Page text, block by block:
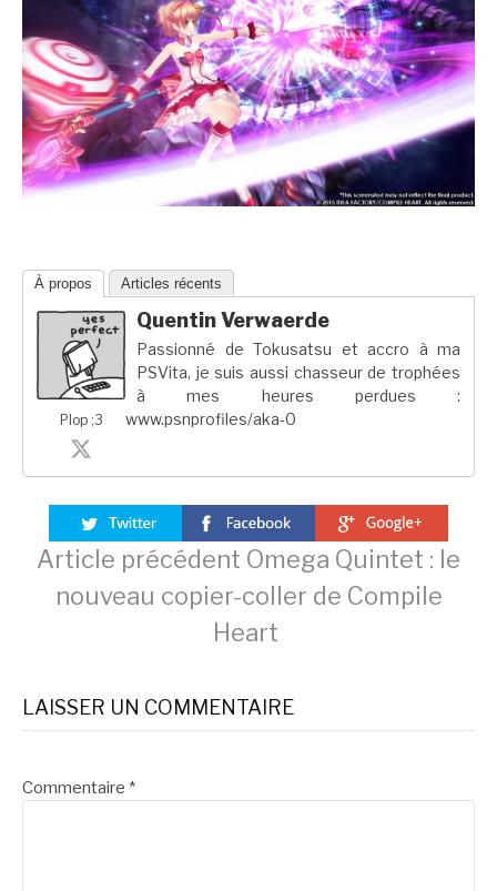
À propos Articles récents
Plop ;3
Quentin Verwaerde
Passionné de Tokusatsu et accro à ma
PSVita, je suis aussi chasseur de trophées
à mes heures perdues :
www.psnprofiles/aka-0
Lire
suite
Article précédent Omega Quintet : le
nouveau copier-coller de Compile
Heart
LAISSER UN COMMENTAIRE
Commentaire *